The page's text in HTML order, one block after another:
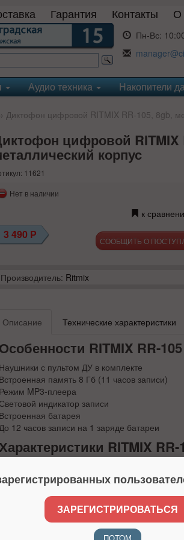
Гарантия Контакты О
Пн-Вс:
Аудио техника Накопители
Диктофон цифровой RITMIX RR-105, 8gb,
цифровой RITMIX
корпус
11621
Нет в наличии
к
3 490 Р СООБЩИТЬ О
Производитель: Ritmix
Описание Технические характеристики
Особенности RITMIX RR-105
Наушники с пультом ДУ в комплекте
Встроенная память 8 Гб (11 часов записи)
Режим MP3-плеера
Световой индикатор записи
Встроенная батарея
12 часов записи на 1 заряде батареи
RITMIX RR-
память: 8 Гб
Макс. время записи от 1 заряда: 12 часов,
Максимальное суммарное время записи: 11
Режим MP3 плеера: Да (MP3, WAV файлы)
Хранение файлов (Флеш накопитель): Да, 8
ЗАРЕГИСТРИРОВАТЬСЯ